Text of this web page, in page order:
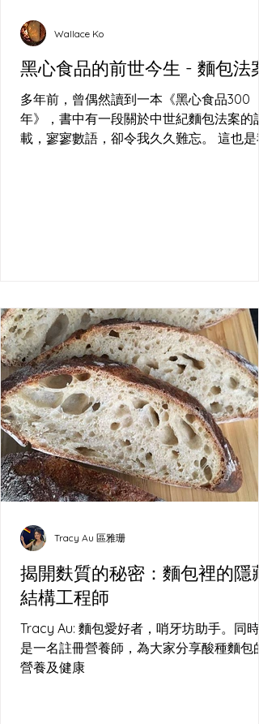
黑心食品的前世今生 - 麵包法案
多年前，曾偶然讀到一本《黑心食品300
年》，書中有一段關於中世紀麵包法案的記
載，寥寥數語，卻令我久久難忘。 這也是
Wallace Ko
揭開麩質的秘密：麵包裡的隱藏
結構工程師
Tracy Au: 麵包愛好者，哨牙坊助手。同時亦
是一名註冊營養師，為大家分享酸種麵包的
營養及健康
Tracy Au 區雅珊